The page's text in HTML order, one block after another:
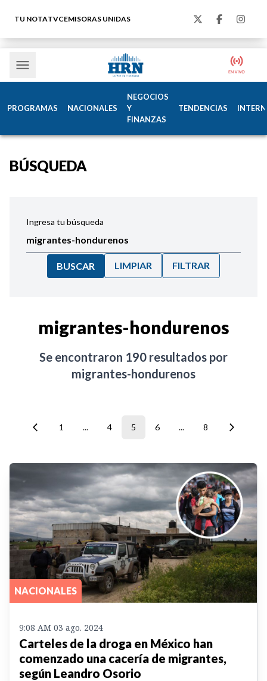
TU NOTATVCEMISORAS UNIDAS
PROGRAMAS NACIONALES
NEGOCIOS
Y
FINANZAS
TENDENCIAS
BÚSQUEDA
Ingresa tu búsqueda
BUSCAR LIMPIAR FILTRAR
migrantes-hondurenos
Se encontraron 190 resultados por
migrantes-hondurenos
1 ... 4 5 6 ... 8
NACIONALES
9:08 AM 03 ago. 2024
Carteles de la droga en México han
comenzado una cacería de migrantes,
según Leandro Osorio